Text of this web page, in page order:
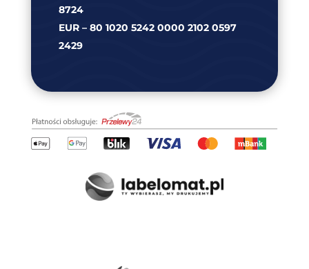
8724
EUR – 80 1020 5242 0000 2102 0597
2429